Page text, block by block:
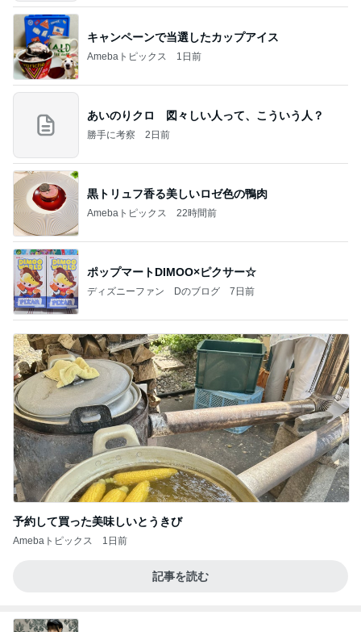
キャンペーンで当選したカップアイス
Amebaトピックス 1日前
あいのりクロ 図々しい人って、こういう人？
勝手に考察 2日前
黒トリュフ香る美しいロゼ色の鴨肉
Amebaトピックス 22時間前
ポップマートDIMOO×ピクサー☆
ディズニーファン Dのブログ 7日前
予約して買った美味しいとうきび
Amebaトピックス 1日前
記事を読む